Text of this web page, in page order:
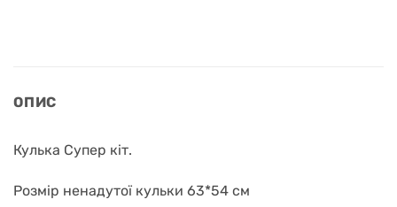
ОПИС
Кулька Супер кіт.
Розмір ненадутої кульки 63*54 см